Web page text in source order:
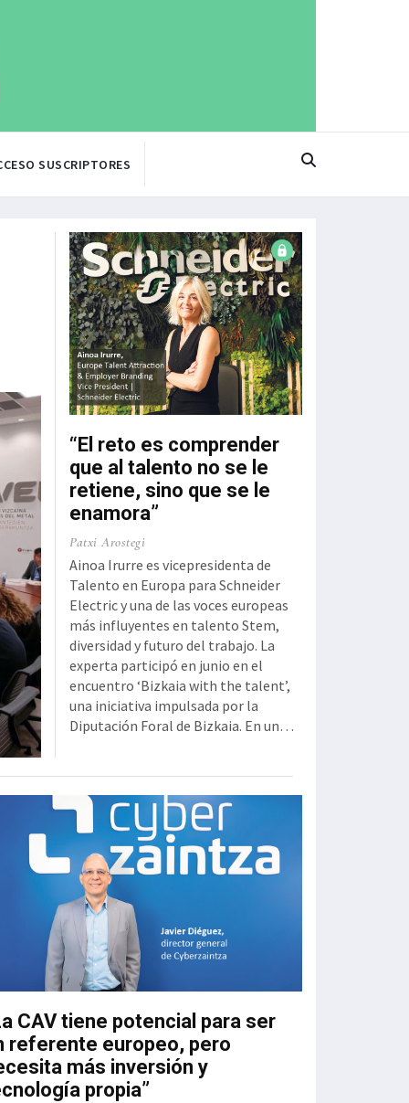
SUSCRIPTORES
“El reto es comprender
que al talento no se le
retiene, sino que se le
enamora”
Patxi Arostegi
Ainoa Irurre es vicepresidenta de
Talento en Europa para Schneider
Electric y una de las voces europeas
más influyentes en talento Stem,
diversidad y futuro del trabajo. La
experta participó en junio en el
encuentro ‘Bizkaia with the talent’,
una iniciativa impulsada por la
Diputación Foral de Bizkaia. En un
tendencias en la gestión del talento?
Hoy el talento ya no es solo cosa del
área de Personas. Es negocio. En
entornos como el nuestro, la
diferencia no la marca solo la
tecnología, sino lo rápido qu
CAV tiene potencial para ser
referente europeo, pero
más inversión y
propia”